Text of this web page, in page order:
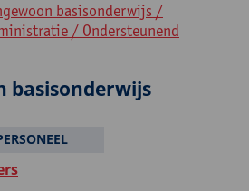
basisonderwijs /
/ Ondersteunend
basisonderwijs